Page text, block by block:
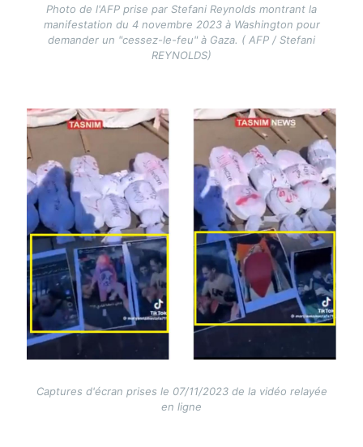
Photo de l'AFP prise par Stefani Reynolds montrant la
manifestation du 4 novembre 2023 à Washington pour
demander un "cessez-le-feu" à Gaza. ( AFP / Stefani
REYNOLDS)
Image
Captures d'écran prises le 07/11/2023 de la vidéo relayée
en ligne